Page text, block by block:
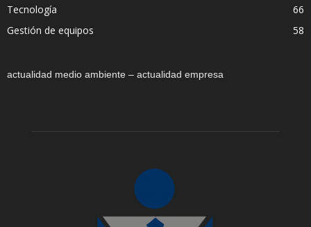
Tecnología
66
Gestión de equipos
58
actualidad medio ambiente – actualidad empresa